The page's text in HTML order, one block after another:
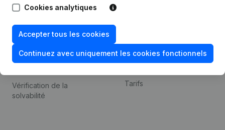
Cookies analytiques
Accepter tous les cookies
Continuez avec uniquement les cookies fonctionnels
de la fraude
Consulter des comptes
annuels
Recherche de numéro de
Vérification de la
solvabilité
Contact
Tarifs